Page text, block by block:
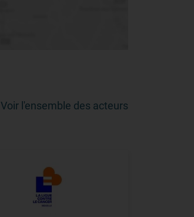
Voir l'ensemble des acteurs